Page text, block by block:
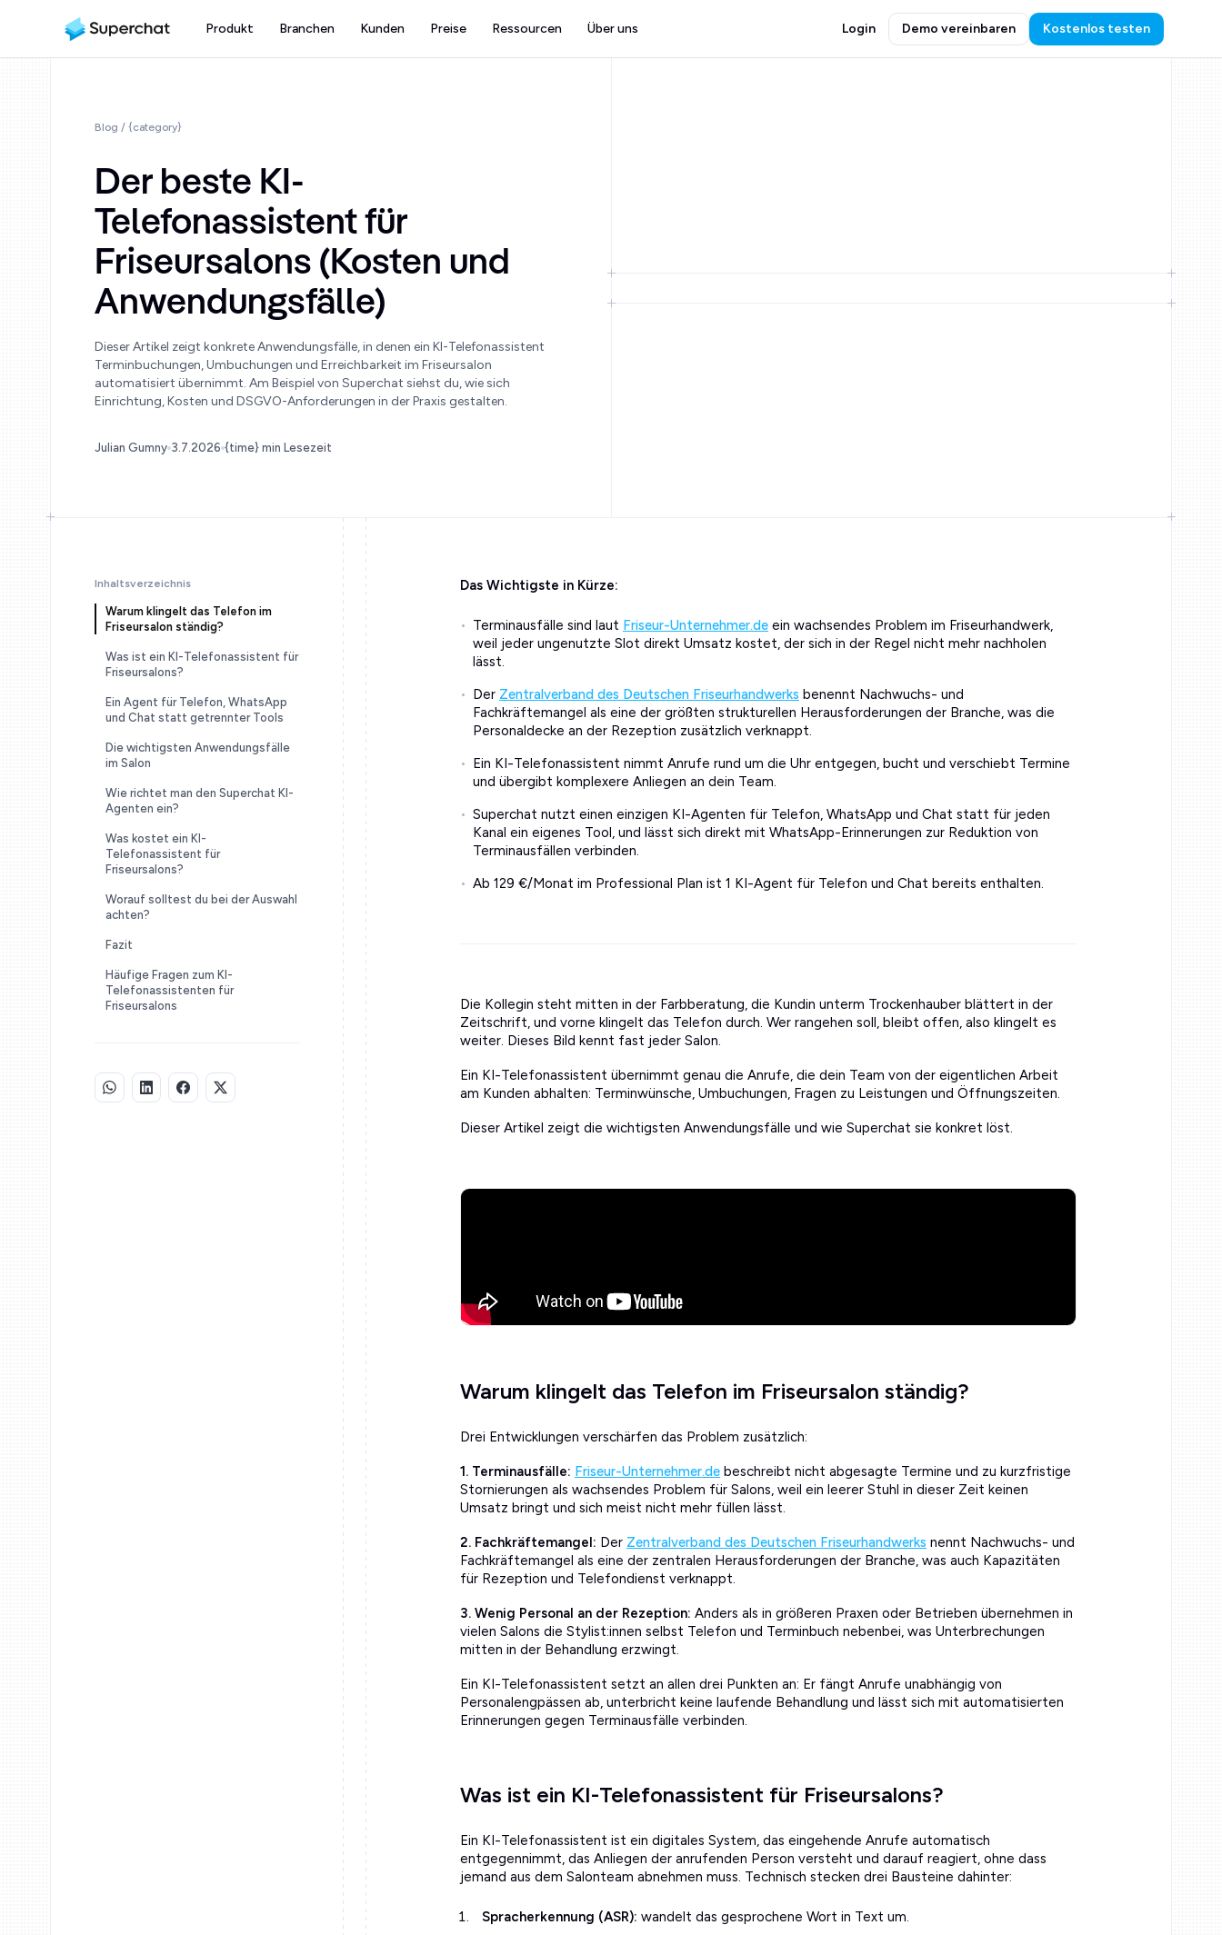
Produkt Branchen Kunden Preise Ressourcen Über uns Login Demo vereinbaren Kostenlos testen
Blog / {category}
Der beste KI-
Telefonassistent für
Friseursalons (Kosten und
Anwendungsfälle)
Dieser Artikel zeigt konkrete Anwendungsfälle, in denen ein KI-Telefonassistent
Terminbuchungen, Umbuchungen und Erreichbarkeit im Friseursalon
automatisiert übernimmt. Am Beispiel von Superchat siehst du, wie sich
Einrichtung, Kosten und DSGVO-Anforderungen in der Praxis gestalten.
Julian Gumny 3.7.2026 {time} min Lesezeit
Inhaltsverzeichnis
Warum klingelt das Telefon im
Friseursalon ständig?
Was ist ein KI-Telefonassistent für
Friseursalons?
Ein Agent für Telefon, WhatsApp
und Chat statt getrennter Tools
Die wichtigsten Anwendungsfälle
im Salon
Wie richtet man den Superchat KI-
Agenten ein?
Was kostet ein KI-
Telefonassistent für
Friseursalons?
Worauf solltest du bei der Auswahl
achten?
Fazit
Häufige Fragen zum KI-
Telefonassistenten für
Friseursalons
Das Wichtigste in Kürze:
Terminausfälle sind laut Friseur-Unternehmer.de ein wachsendes Problem im Friseurhandwerk,
weil jeder ungenutzte Slot direkt Umsatz kostet, der sich in der Regel nicht mehr nachholen
lässt.
Der Zentralverband des Deutschen Friseurhandwerks benennt Nachwuchs- und
Fachkräftemangel als eine der größten strukturellen Herausforderungen der Branche, was die
Personaldecke an der Rezeption zusätzlich verknappt.
Ein KI-Telefonassistent nimmt Anrufe rund um die Uhr entgegen, bucht und verschiebt Termine
und übergibt komplexere Anliegen an dein Team.
Superchat nutzt einen einzigen KI-Agenten für Telefon, WhatsApp und Chat statt für jeden
Kanal ein eigenes Tool, und lässt sich direkt mit WhatsApp-Erinnerungen zur Reduktion von
Terminausfällen verbinden.
Ab 129 €/Monat im Professional Plan ist 1 KI-Agent für Telefon und Chat bereits enthalten.
Die Kollegin steht mitten in der Farbberatung, die Kundin unterm Trockenhauber blättert in der
Zeitschrift, und vorne klingelt das Telefon durch. Wer rangehen soll, bleibt offen, also klingelt es
weiter. Dieses Bild kennt fast jeder Salon.
Ein KI-Telefonassistent übernimmt genau die Anrufe, die dein Team von der eigentlichen Arbeit
am Kunden abhalten: Terminwünsche, Umbuchungen, Fragen zu Leistungen und Öffnungszeiten.
Dieser Artikel zeigt die wichtigsten Anwendungsfälle und wie Superchat sie konkret löst.
Warum klingelt das Telefon im Friseursalon ständig?
Drei Entwicklungen verschärfen das Problem zusätzlich:
1. Terminausfälle: Friseur-Unternehmer.de beschreibt nicht abgesagte Termine und zu kurzfristige
Stornierungen als wachsendes Problem für Salons, weil ein leerer Stuhl in dieser Zeit keinen
Umsatz bringt und sich meist nicht mehr füllen lässt.
2. Fachkräftemangel: Der Zentralverband des Deutschen Friseurhandwerks nennt Nachwuchs- und
Fachkräftemangel als eine der zentralen Herausforderungen der Branche, was auch Kapazitäten
für Rezeption und Telefondienst verknappt.
3. Wenig Personal an der Rezeption: Anders als in größeren Praxen oder Betrieben übernehmen in
vielen Salons die Stylist:innen selbst Telefon und Terminbuch nebenbei, was Unterbrechungen
mitten in der Behandlung erzwingt.
Ein KI-Telefonassistent setzt an allen drei Punkten an: Er fängt Anrufe unabhängig von
Personalengpässen ab, unterbricht keine laufende Behandlung und lässt sich mit automatisierten
Erinnerungen gegen Terminausfälle verbinden.
Was ist ein KI-Telefonassistent für Friseursalons?
Ein KI-Telefonassistent ist ein digitales System, das eingehende Anrufe automatisch
entgegennimmt, das Anliegen der anrufenden Person versteht und darauf reagiert, ohne dass
jemand aus dem Salonteam abnehmen muss. Technisch stecken drei Bausteine dahinter:
Spracherkennung (ASR): wandelt das gesprochene Wort in Text um.